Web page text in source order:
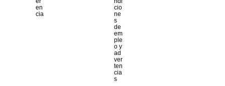
en
cia
cio
ne
s
de
em
ple
o y
ad
ver
ten
cia
s